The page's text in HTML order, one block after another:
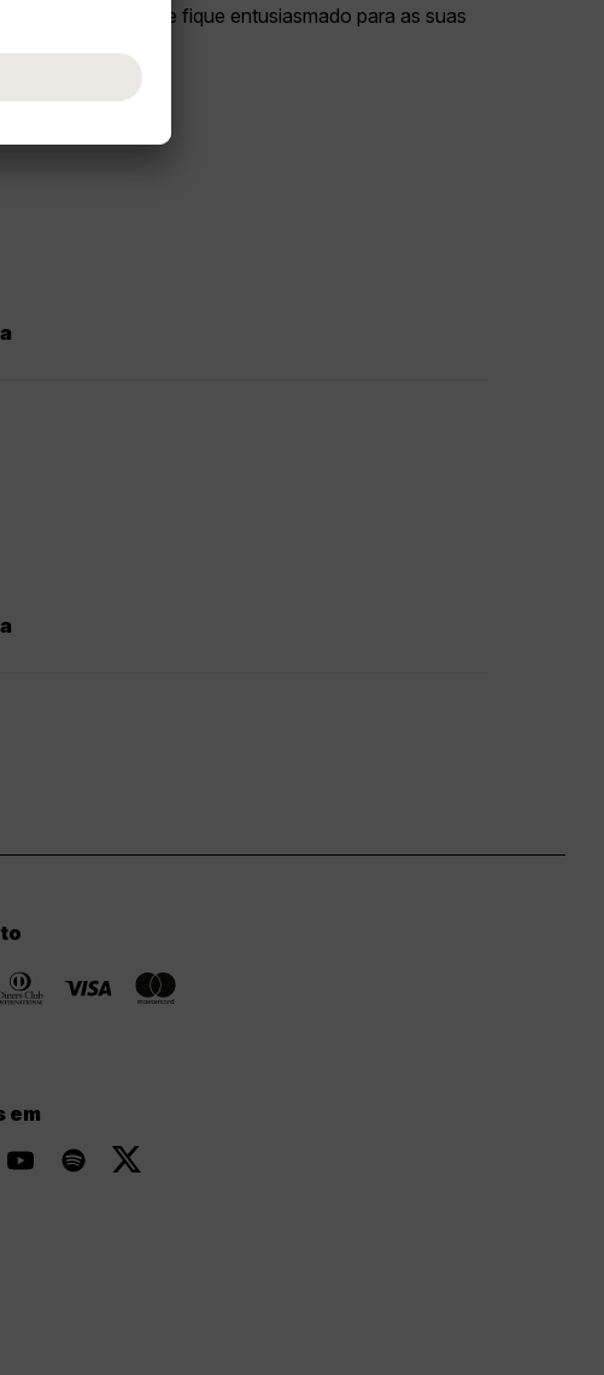
Budapeste (BUD) e fique entusiasmado para as suas
em